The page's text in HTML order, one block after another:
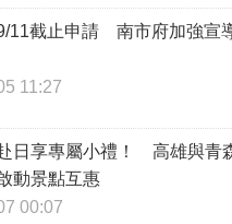
11截止申請 南市府加強宣
11:27
日享專屬小禮！ 高雄與青
動景點互惠
00:07